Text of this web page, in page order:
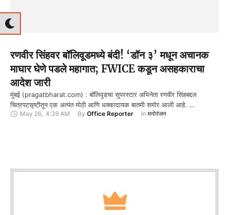
रणवीर सिंहवर बॉलिवूडमध्ये बंदी! ‘डॉन ३’ मधून अचानक
माघार घेणे पडले महागात; FWICE कडून असहकाराचा
आदेश जारी
मुंबई (pragatbharat.com) : बॉलिवूडचा सुपरस्टार अभिनेता रणवीर सिंहबद्दल
चित्रपटसृष्टीतून एक अत्यंत मोठी आणि धक्कादायक बातमी समोर आली आहे. …
May 26, 4:39 AM By Office Reporter In मनोरंजन